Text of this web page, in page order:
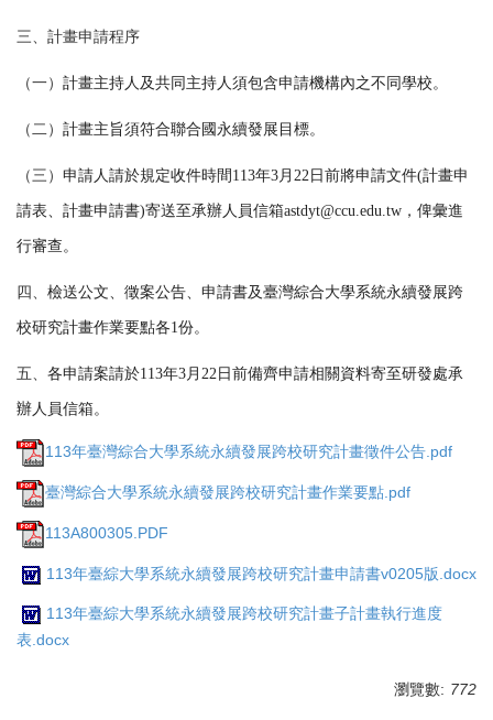
三、 計畫申請程序
（一） 計畫主持人及共同主持人須包含申請機構內之不同學校。
（二） 計畫主旨須符合聯合國永續發展目標。
（三） 申請人請於規定收件時間 113年3 月 22 日前將申請文件(計畫申
請表、計畫申請書)寄送至承辦人員信箱astdyt@ccu.edu.tw，俾彙進
行審查。
四、 檢送公文、徵案公告、申請書及臺灣綜合大學系統永續發展跨
校研究計畫作業要點各1 份。
五、 各申請案請於113年3 月 22 日前備齊申請相關資料寄至研發處承
辦人員信箱。
113年臺灣綜合大學系統永續發展跨校研究計畫徵件公告.pdf
臺灣綜合大學系統永續發展跨校研究計畫作業要點.pdf
113A800305.PDF
113年臺綜大學系統永續發展跨校研究計畫申請書v0205版.docx
113年臺綜大學系統永續發展跨校研究計畫子計畫執行進度
表.docx
瀏覽數: 772